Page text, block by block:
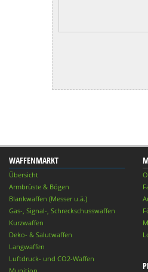
WAFFENMARKT
Übersicht
Armbrüste & Bögen
Blankwaffen (Messer u.ä.)
Gas-, Signal-, Schreckschusswaffen
Kurzwaffen
Deko- & Salutwaffen
Langwaffen
Luftdruck- und CO2-Waffen